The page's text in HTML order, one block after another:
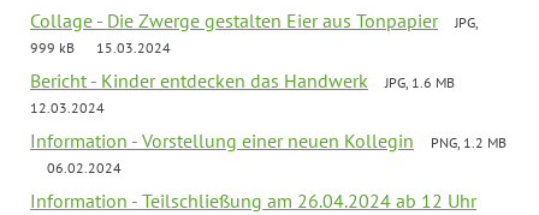
Collage - Die Zwerge gestalten Eier aus Tonpapier
JPG,
999 kB
15.03.2024
Bericht - Kinder entdecken das Handwerk
JPG, 1.6 MB
12.03.2024
Information - Vorstellung einer neuen Kollegin
PNG, 1.2 MB
06.02.2024
Information - Teilschließung am 26.04.2024 ab 12 Uhr